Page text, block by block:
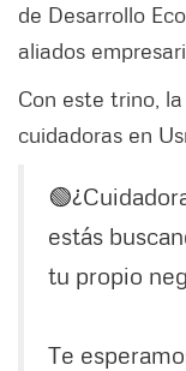
de Desarrollo
aliados
Con este trino,
cuidadoras en
estás
tu propio
Te